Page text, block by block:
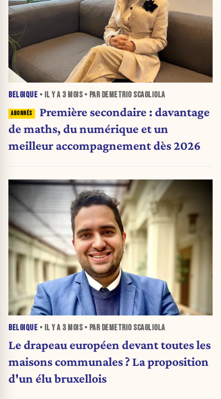
BELGIQUE • IL Y A 3 MOIS• PAR DEMETRIO SCAGLIOLA
Première secondaire : davantage
de maths, du numérique et un
meilleur accompagnement dès 2026
BELGIQUE • IL Y A 3 MOIS• PAR DEMETRIO SCAGLIOLA
Le drapeau européen devant toutes les
maisons communales ? La proposition
d'un élu bruxellois